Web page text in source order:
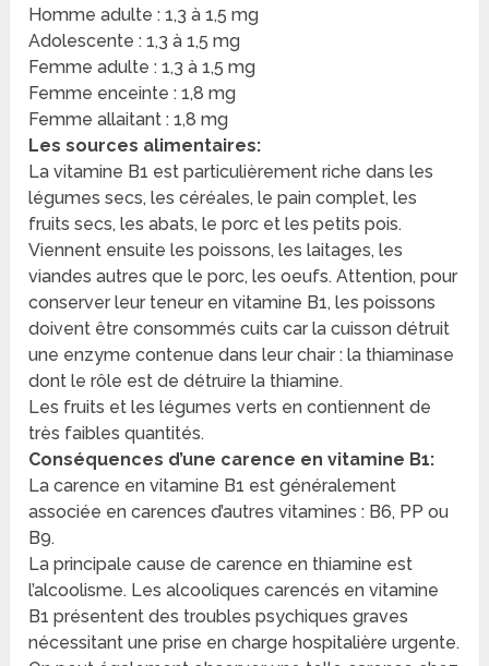
Homme adulte : 1,3 à 1,5 mg
Adolescente : 1,3 à 1,5 mg
Femme adulte : 1,3 à 1,5 mg
Femme enceinte : 1,8 mg
Femme allaitant : 1,8 mg
Les sources alimentaires:
La vitamine B1 est particulièrement riche dans les
légumes secs, les céréales, le pain complet, les
fruits secs, les abats, le porc et les petits pois.
Viennent ensuite les poissons, les laitages, les
viandes autres que le porc, les oeufs. Attention, pour
conserver leur teneur en vitamine B1, les poissons
doivent être consommés cuits car la cuisson détruit
une enzyme contenue dans leur chair : la thiaminase
dont le rôle est de détruire la thiamine.
Les fruits et les légumes verts en contiennent de
très faibles quantités.
Conséquences d’une carence en vitamine B1:
La carence en vitamine B1 est généralement
associée en carences d’autres vitamines : B6, PP ou
B9.
La principale cause de carence en thiamine est
l’alcoolisme. Les alcooliques carencés en vitamine
B1 présentent des troubles psychiques graves
nécessitant une prise en charge hospitalière urgente.